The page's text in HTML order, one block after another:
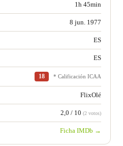
1h 45min
8 jun. 1977
ES
ES
18 * Calificación ICAA
FlixOlé
2,0 / 10 (2 votos)
Ficha IMDb →